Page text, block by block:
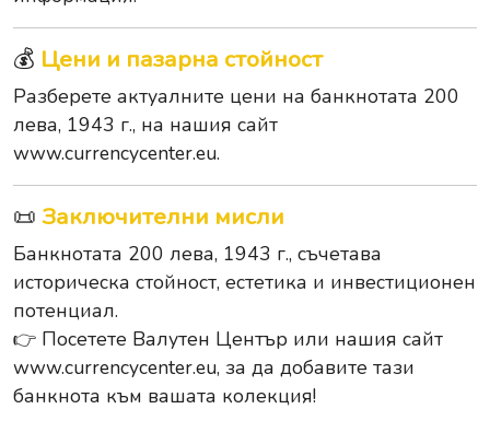
💰 Цени и пазарна стойност
Разберете актуалните цени на банкнотата 200
лева, 1943 г., на нашия сайт
www.currencycenter.eu.
📜 Заключителни мисли
Банкнотата 200 лева, 1943 г., съчетава
историческа стойност, естетика и инвестиционен
потенциал.
👉 Посетете Валутен Център или нашия сайт
www.currencycenter.eu, за да добавите тази
банкнота към вашата колекция!